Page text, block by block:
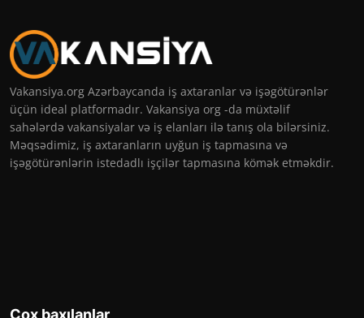
Vakansiya.org Azərbaycanda iş axtaranlar və işəgötürənlər
üçün ideal platformadır. Vakansiya org -da müxtəlif
sahələrdə vakansiyalar və iş elanları ilə tanış ola bilərsiniz.
Məqsədimiz, iş axtaranların uyğun iş tapmasına və
işəgötürənlərin istedadlı işçilər tapmasına kömək etməkdir.
Çox baxılanlar